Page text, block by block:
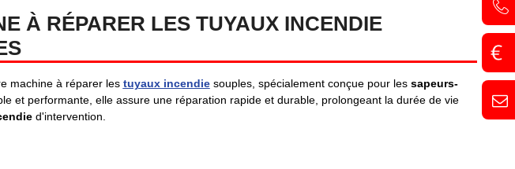
À RÉPARER LES TUYAUX INCENDIE
machine à réparer les tuyaux incendiesouples, spécialement conçue pour les sapeurs-
et performante, elle assure une réparation rapide et durable, prolongeant la durée de vie
d'intervention.